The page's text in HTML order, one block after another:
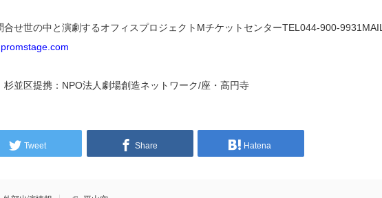
せ世の中と演劇するオフィスプロジェクトMチケットセンターTEL044-900-9931MAIL
杉並区提携：NPO法人劇場創造ネットワーク/座・高円寺
Tweet Share Hatena